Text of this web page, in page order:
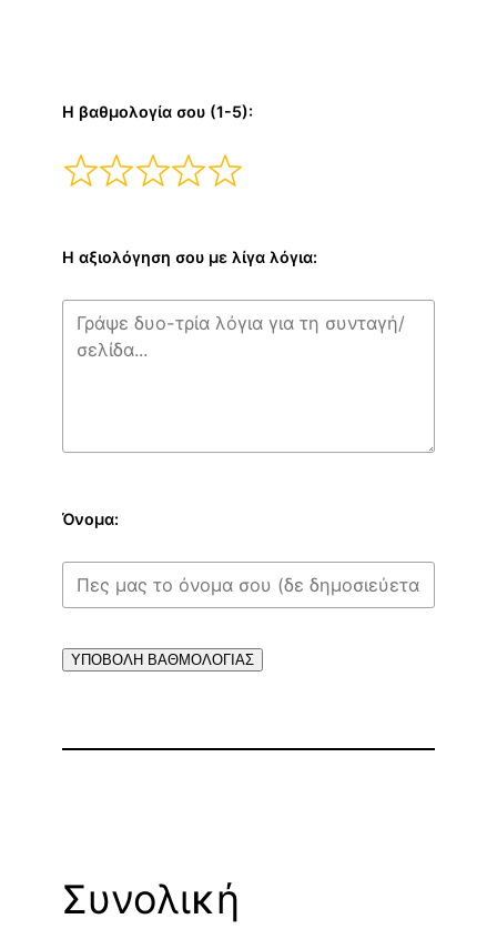
Η βαθμολογία σου (1-5):
Η αξιολόγηση σου με λίγα λόγια:
Όνομα:
ΥΠΟΒΟΛΗ ΒΑΘΜΟΛΟΓΙΑΣ
Συνολική